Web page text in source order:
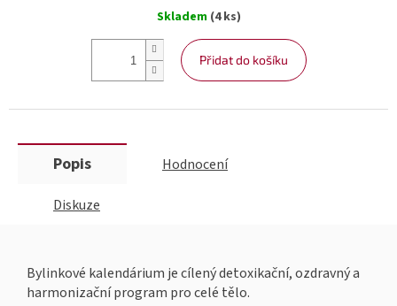
cena:
Skladem (4 ks)
Přidat do košíku
Popis Hodnocení
Diskuze
Bylinkové kalendárium je cílený detoxikační, ozdravný a
harmonizační program pro celé tělo.